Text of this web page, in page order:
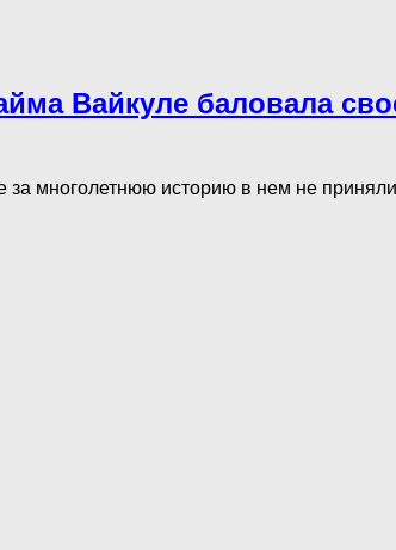
Вайкуле баловала
историю в нем не приняли